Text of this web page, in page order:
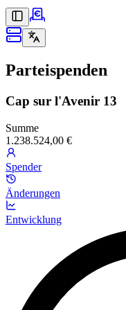
Parteispenden
Cap sur l'Avenir 13
Summe
1.238.524,00 €
Spender
Änderungen
Entwicklung